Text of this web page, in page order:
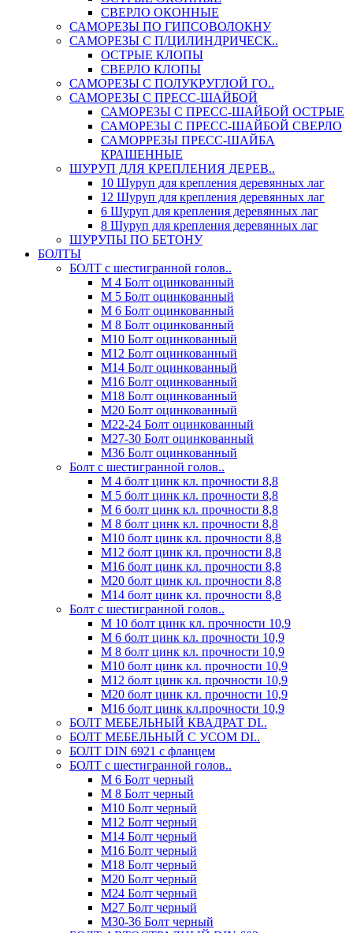
СВЕРЛО ОКОННЫЕ
САМОРЕЗЫ ПО ГИПСОВОЛОКНУ
САМОРЕЗЫ С П/ЦИЛИНДРИЧЕСК..
ОСТРЫЕ КЛОПЫ
СВЕРЛО КЛОПЫ
САМОРЕЗЫ С ПОЛУКРУГЛОЙ ГО..
САМОРЕЗЫ С ПРЕСС-ШАЙБОЙ
САМОРЕЗЫ С ПРЕСС-ШАЙБОЙ ОСТРЫЕ
САМОРЕЗЫ С ПРЕСС-ШАЙБОЙ СВЕРЛО
САМОРРЕЗЫ ПРЕСС-ШАЙБА
КРАШЕННЫЕ
ШУРУП ДЛЯ КРЕПЛЕНИЯ ДЕРЕВ..
10 Шуруп для крепления деревянных лаг
12 Шуруп для крепления деревянных лаг
6 Шуруп для крепления деревянных лаг
8 Шуруп для крепления деревянных лаг
ШУРУПЫ ПО БЕТОНУ
БОЛТЫ
БОЛТ с шестигранной голов..
М 4 Болт оцинкованный
М 5 Болт оцинкованный
М 6 Болт оцинкованный
М 8 Болт оцинкованный
М10 Болт оцинкованный
М12 Болт оцинкованный
М14 Болт оцинкованный
М16 Болт оцинкованный
М18 Болт оцинкованный
М20 Болт оцинкованный
М22-24 Болт оцинкованный
М27-30 Болт оцинкованный
М36 Болт оцинкованный
Болт с шестигранной голов..
М 4 болт цинк кл. прочности 8,8
М 5 болт цинк кл. прочности 8,8
М 6 болт цинк кл. прочности 8,8
М 8 болт цинк кл. прочности 8,8
М10 болт цинк кл. прочности 8,8
М12 болт цинк кл. прочности 8,8
М16 болт цинк кл. прочности 8,8
М20 болт цинк кл. прочности 8,8
М14 болт цинк кл. прочности 8,8
Болт с шестигранной голов..
М 10 болт цинк кл. прочности 10,9
М 6 болт цинк кл. прочности 10,9
М 8 болт цинк кл. прочности 10,9
М10 болт цинк кл. прочности 10,9
М12 болт цинк кл. прочности 10,9
М20 болт цинк кл. прочности 10,9
М16 болт цинк кл.прочности 10,9
БОЛТ МЕБЕЛЬНЫЙ КВАДРАТ DI..
БОЛТ МЕБЕЛЬНЫЙ С УСОМ DI..
БОЛТ DIN 6921 c фланцем
БОЛТ с шестигранной голов..
М 6 Болт черный
М 8 Болт черный
М10 Болт черный
М12 Болт черный
М14 Болт черный
М16 Болт черный
М18 Болт черный
М20 Болт черный
М24 Болт черный
М27 Болт черный
М30-36 Болт черный